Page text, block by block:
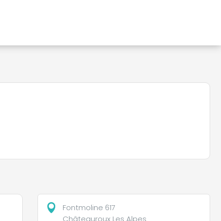
Fontmoline 617
Châteauroux Les Alpes